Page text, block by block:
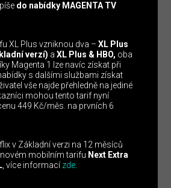
do nabídky MAGENTA TV
XL Plus vzniknou dva –XL Plus
verzí) aXL Plus & HBO, oba
Magenta 1 lze navíc získat při
s dalšími službami získat
vše najde přehledně na jediné
mohou tento tarif nyní
449 Kč/měs. na prvních 6
v Základní verzi na 12 měsíců
mobilním tarifu Next Extra
, více informací zde.